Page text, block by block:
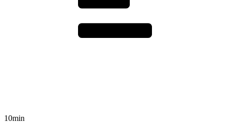
10min